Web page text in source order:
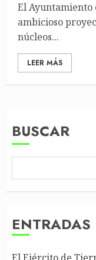
El Ayuntamiento
ambicioso
núcleos...
LEER MÁS
BUSCAR
ENTRADAS